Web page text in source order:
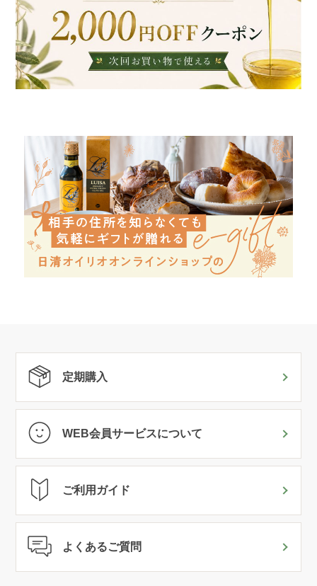
定期購入
WEB会員サービスについて
ご利用ガイド
よくあるご質問